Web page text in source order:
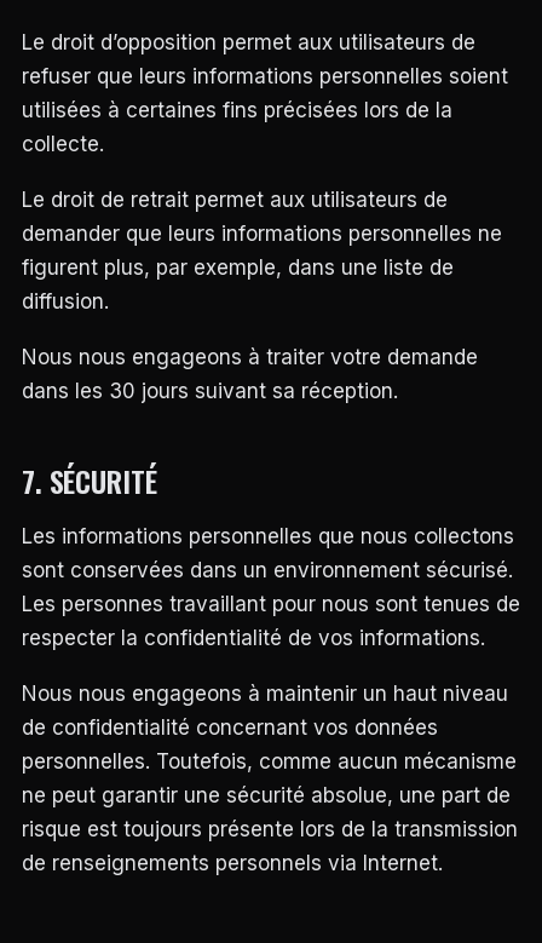
Le droit d’opposition permet aux utilisateurs de
refuser que leurs informations personnelles soient
utilisées à certaines fins précisées lors de la
collecte.
Le droit de retrait permet aux utilisateurs de
demander que leurs informations personnelles ne
figurent plus, par exemple, dans une liste de
diffusion.
Nous nous engageons à traiter votre demande
dans les 30 jours suivant sa réception.
7. SÉCURITÉ
Les informations personnelles que nous collectons
sont conservées dans un environnement sécurisé.
Les personnes travaillant pour nous sont tenues de
respecter la confidentialité de vos informations.
Nous nous engageons à maintenir un haut niveau
de confidentialité concernant vos données
personnelles. Toutefois, comme aucun mécanisme
ne peut garantir une sécurité absolue, une part de
risque est toujours présente lors de la transmission
de renseignements personnels via Internet.